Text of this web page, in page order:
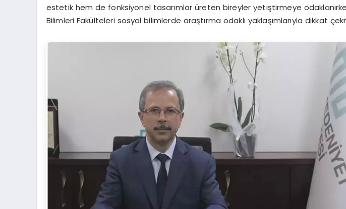
estetik hem de fonksiyonel tasarımlar üreten bireyler yetiştirmeye
Bilimleri Fakülteleri sosyal bilimlerde araştırma odaklı yaklaşımlarıyla dikkat